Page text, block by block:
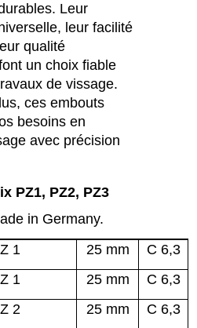
Leur
leur facilité
qualité
un choix fiable
de vissage.
ces embouts
besoins en
avec précision
PZ1, PZ2, PZ3
in Germany.
1
25 mm
C 6,3
1
25 mm
C 6,3
2
25 mm
C 6,3